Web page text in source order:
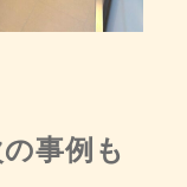
事例も